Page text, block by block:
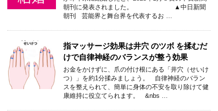
朝刊に発表されました。 ▲中日新聞
朝刊 芸能界と舞台界を代表するお …
指マッサージ効果は井穴 のツボ を揉むだ
けで自律神経のバランスが整う効果
お金をかけずに、爪の付け根にある「井穴（せいけ
つ）」を約1分揉みましょう。 自律神経のバラン
スを整えられて、簡単に身体の不安を取り除けて健
康維持に役立てられます。 &nbs …